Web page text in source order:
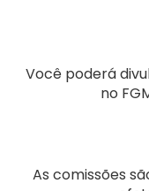
Você poderá
no
As comissões